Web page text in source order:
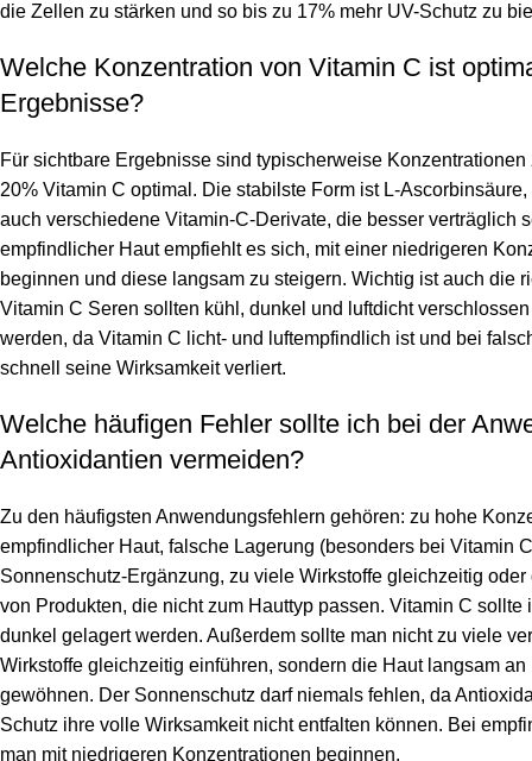
die Zellen zu stärken und so bis zu 17% mehr UV-Schutz zu
Welche Konzentration von Vitamin C ist
Ergebnisse?
Für sichtbare Ergebnisse sind typischerweise
20% Vitamin C optimal. Die stabilste Form ist L-
auch verschiedene Vitamin-C-Derivate, die besser verträglich
empfindlicher Haut empfiehlt es sich, mit einer niedrigeren
beginnen und diese langsam zu steigern. Wichtig ist auch die
Vitamin C Seren sollten kühl, dunkel und luftdicht
werden, da Vitamin C licht- und luftempfindlich ist und bei
schnell seine Wirksamkeit verliert.
Welche häufigen Fehler sollte ich bei der
Antioxidantien vermeiden?
Zu den häufigsten Anwendungsfehlern gehören: zu hohe
empfindlicher Haut, falsche Lagerung (besonders bei Vitamin
Sonnenschutz-Ergänzung, zu viele Wirkstoffe gleichzeitig
von Produkten, die nicht zum Hauttyp passen. Vitamin C sollte
dunkel gelagert werden. Außerdem sollte man nicht zu viele
Wirkstoffe gleichzeitig einführen, sondern die Haut langsam an
gewöhnen. Der Sonnenschutz darf niemals fehlen, da
Schutz ihre volle Wirksamkeit nicht entfalten können. Bei
man mit niedrigeren Konzentrationen beginnen.